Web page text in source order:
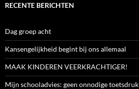
RECENTE BERICHTEN
Dag groep acht
Kansengelijkheid begint bij ons allemaal
MAAK KINDEREN VEERKRACHTIGER!
Mijn schooladvies: geen onnodige toetsdruk